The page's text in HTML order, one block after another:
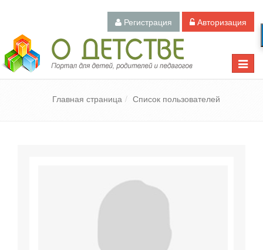
Регистрация Авторизация
Toggle
Педагогический портал «О детстве»
Главная страница Список пользователей